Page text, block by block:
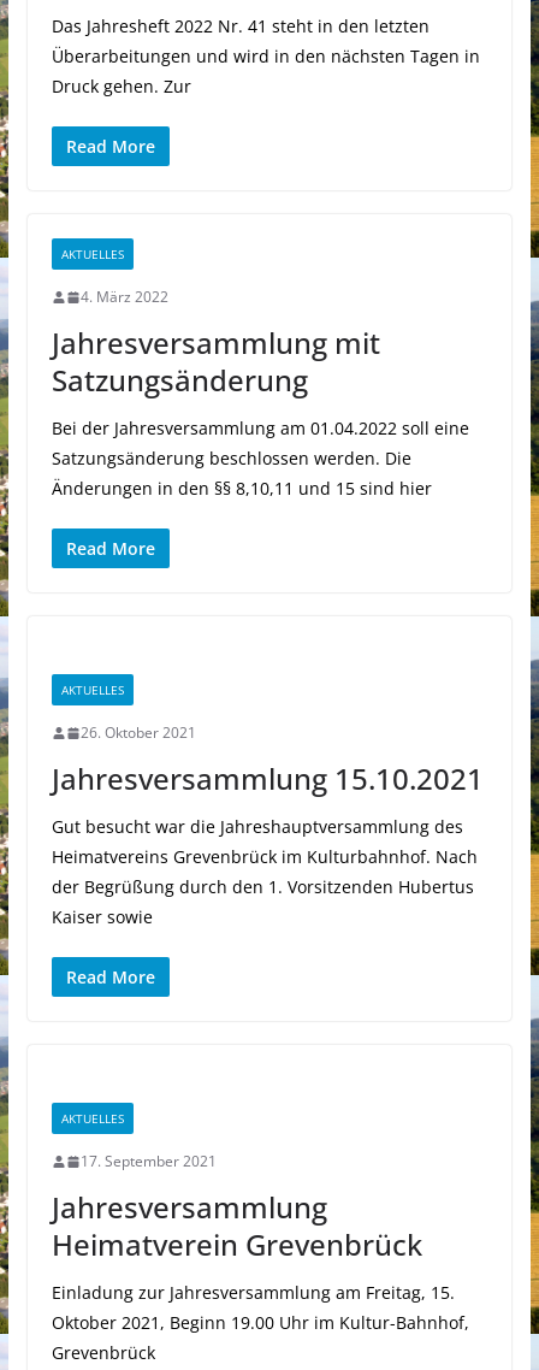
Das Jahresheft 2022 Nr. 41 steht in den letzten
Überarbeitungen und wird in den nächsten Tagen in
Druck gehen. Zur
Read More
AKTUELLES
4. März 2022
Jahresversammlung mit
Satzungsänderung
Bei der Jahresversammlung am 01.04.2022 soll eine
Satzungsänderung beschlossen werden. Die
Änderungen in den §§ 8,10,11 und 15 sind hier
Read More
AKTUELLES
26. Oktober 2021
Jahresversammlung 15.10.2021
Gut besucht war die Jahreshauptversammlung des
Heimatvereins Grevenbrück im Kulturbahnhof. Nach
der Begrüßung durch den 1. Vorsitzenden Hubertus
Kaiser sowie
Read More
AKTUELLES
17. September 2021
Jahresversammlung
Heimatverein Grevenbrück
Einladung zur Jahresversammlung am Freitag, 15.
Oktober 2021, Beginn 19.00 Uhr im Kultur-Bahnhof,
Grevenbrück